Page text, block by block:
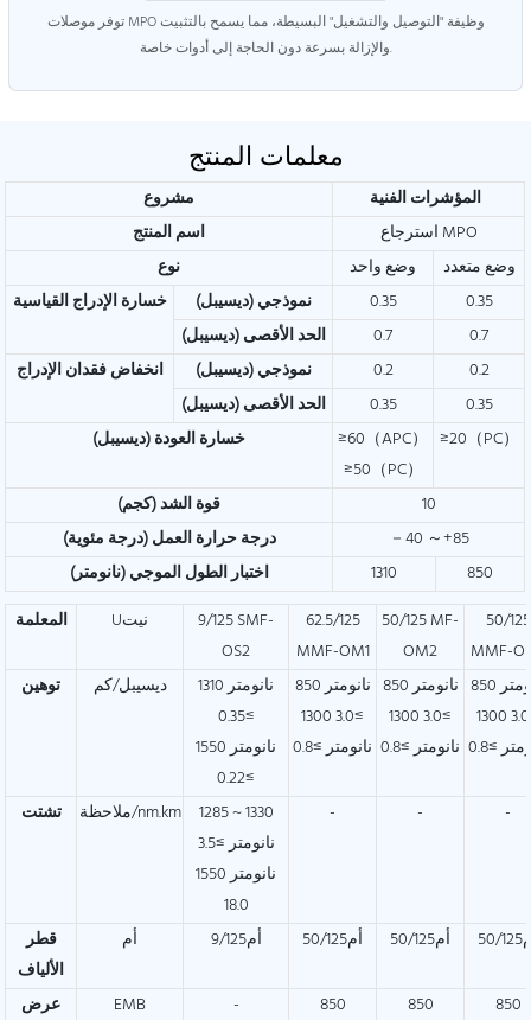
توفر موصلات MPO وظيفة "التوصيل والتشغيل" البسيطة، مما يسمح بالتثبيت
والإزالة بسرعة دون الحاجة إلى أدوات خاصة.
معلمات المنتج
مشروع
المؤشرات الفنية
اسم المنتج
استرجاع MPO
نوع
وضع واحد
وضع متعدد
خسارة الإدراج القياسية
نموذجي (ديسيبل) 0.35
0.35
الحد الأقصى (ديسيبل)
0.7
0.7
انخفاض فقدان الإدراج
نموذجي (ديسيبل) 0.2
0.2
الحد الأقصى (ديسيبل)
0.35
0.35
خسارة العودة (ديسيبل)
≥60（APC）
≥50（PC）
≥20（PC）
قوة الشد (كجم)
10
درجة حرارة العمل (درجة مئوية)
－40 ～+85
اختبار الطول الموجي (نانومتر)
1310
850
المعلمة
Uنيت
9/125 SMF-
OS2
62.5/125
MMF-OM1
50/125 MF-
OM2
50/125
MMF-
توهين
ديسيبل/كم
1310 نانومتر
≥0.35
1550 نانومتر
≥0.22
850 نانومتر
≥3.0 1300
نانومتر ≥0.8
850 نانومتر
≥3.0 1300
نانومتر ≥0.8
850 نانومتر
≥3.0 1300
≥0.8
تشتت ملاحظة/nm.km
1285 ~ 1330
نانومتر ≥3.5
1550 نانومتر
18.0
- - -
قطر
الألياف
أم أم9/125 أم50/125 أم50/125
عرض
EMB -
850
850
850